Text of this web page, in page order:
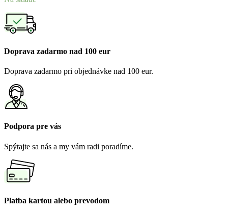
Doprava zadarmo nad 100 eur
Doprava zadarmo pri objednávke nad 100 eur.
Podpora pre vás
Spýtajte sa nás a my vám radi poradíme.
Platba kartou alebo prevodom